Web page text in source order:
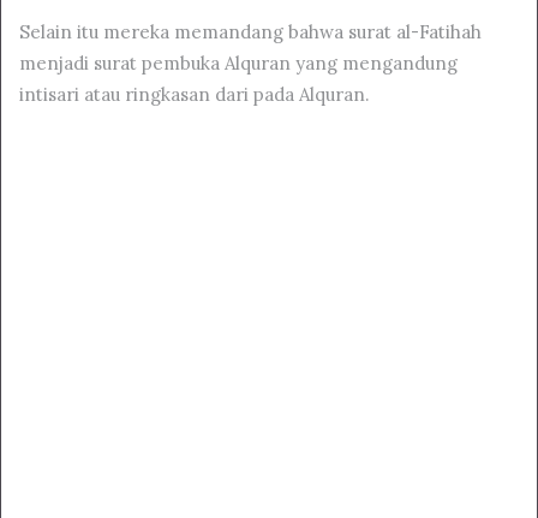
Selain itu mereka memandang bahwa surat al-Fatihah
menjadi surat pembuka Alquran yang mengandung
intisari atau ringkasan dari pada Alquran.